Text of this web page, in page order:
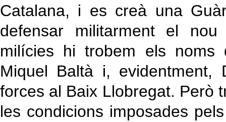
Catalana, i es creà una
defensar militarment el nou
milícies hi trobem els
Miquel Baltà i, evidentment,
forces al Baix Llobregat. Però
les condicions imposades